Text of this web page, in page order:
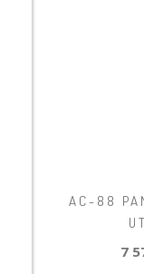
AC-88
7